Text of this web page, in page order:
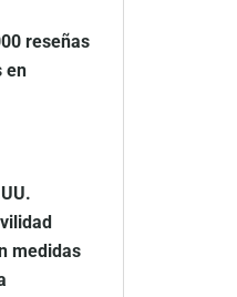
reseñas
en
medidas